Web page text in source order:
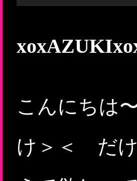
こんにちは
け＞＜ だけ